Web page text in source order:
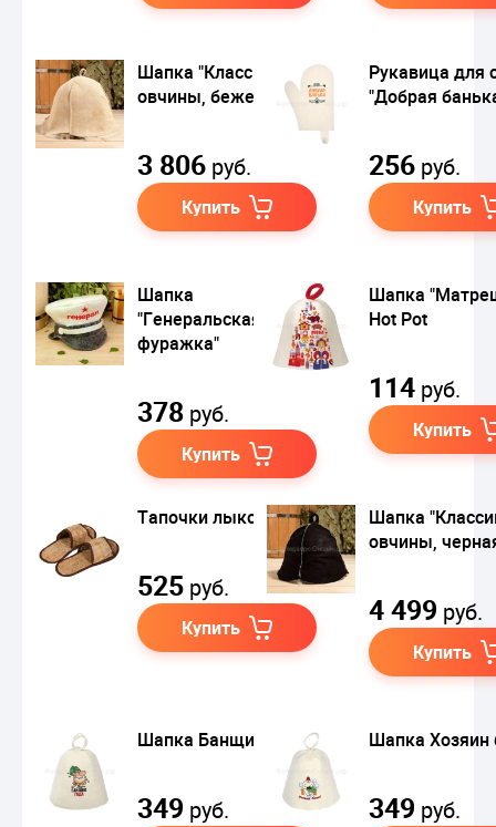
Шапка "Классика" из
овчины, бежевая
3 806 руб.
Купить
Рукавица для
"Добрая
256 руб.
Купить
Шапка
"Генеральская
фуражка"
378 руб.
Купить
Шапка
Hot Pot
114 руб.
Купить
Тапочки лыковые
525 руб.
Купить
Шапка
овчины,
4 499 руб.
Купить
Шапка Банщик года
349 руб.
Шапка Хозяин
349 руб.